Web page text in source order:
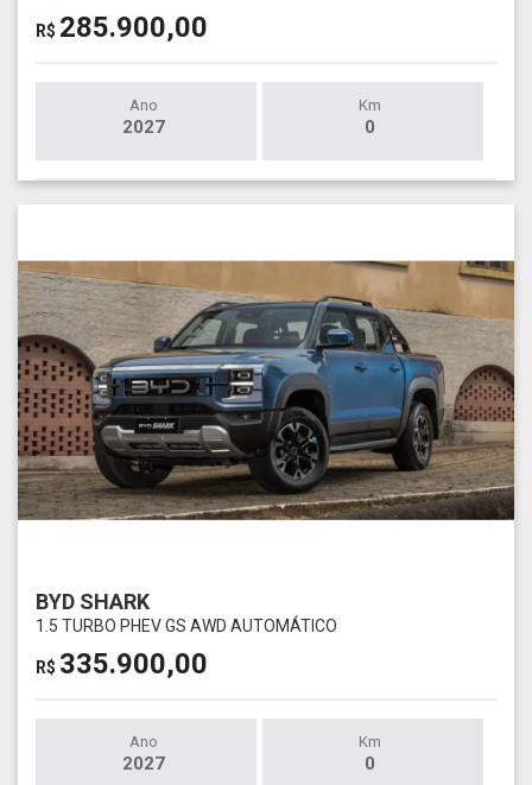
R$ 285.900,00
Ano
2027
Km
0
BYD SHARK
1.5 TURBO PHEV GS AWD AUTOMÁTICO
R$ 335.900,00
Ano
2027
Km
0